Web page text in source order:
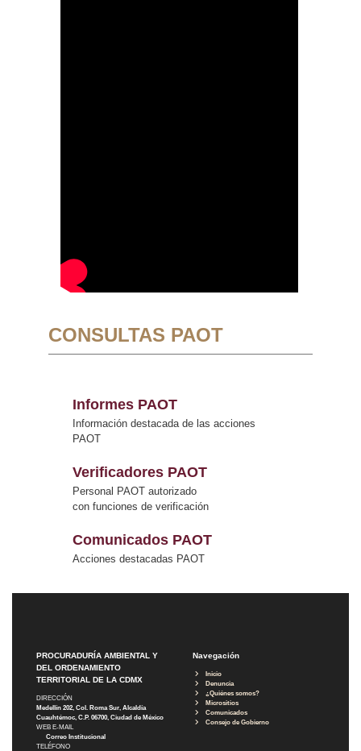
CONSULTAS PAOT
Informes PAOT
Información destacada de las acciones
PAOT
Verificadores PAOT
Personal PAOT autorizado
con funciones de verificación
Comunicados PAOT
Acciones destacadas PAOT
PROCURADURÍA AMBIENTAL Y
DEL ORDENAMIENTO
TERRITORIAL DE LA CDMX
DIRECCIÓN
Medellín 202, Col. Roma Sur, Alcaldía
Cuauhtémoc, C.P. 06700, Ciudad de México
WEB E-MAIL
Correo Institucional
TELÉFONO
Navegación
Inicio
Denuncia
¿Quiénes somos?
Micrositios
Comunicados
Consejo de Gobierno